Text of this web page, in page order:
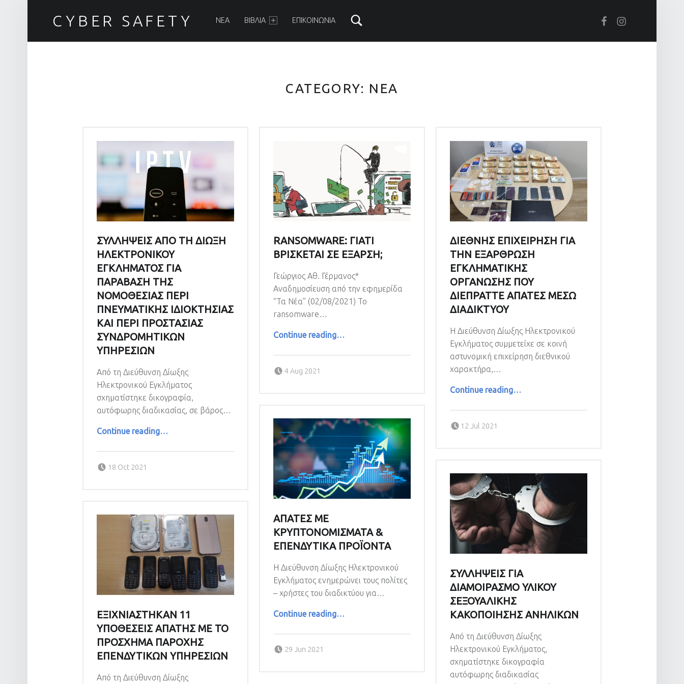
CYBER SAFETY ΝΕΑ ΒΙΒΛΙΑ ΕΠΙΚΟΙΝΩΝΙΑ
CATEGORY: ΝΕΑ
ΣΥΛΛΗΨΕΙΣ ΑΠΟ ΤΗ ΔΙΩΞΗ
ΗΛΕΚΤΡΟΝΙΚΟΥ
ΕΓΚΛΗΜΑΤΟΣ ΓΙΑ
ΠΑΡΑΒΑΣΗ ΤΗΣ
ΝΟΜΟΘΕΣΙΑΣ ΠΕΡΙ
ΠΝΕΥΜΑΤΙΚΗΣ ΙΔΙΟΚΤΗΣΙΑΣ
ΚΑΙ ΠΕΡΙ ΠΡΟΣΤΑΣΙΑΣ
ΣΥΝΔΡΟΜΗΤΙΚΩΝ
ΥΠΗΡΕΣΙΩΝ
Από τη Διεύθυνση Δίωξης
Ηλεκτρονικού Εγκλήματος
σχηματίστηκε δικογραφία,
αυτόφωρης διαδικασίας, σε βάρος…
Continue reading“ΣΥΛΛΗΨΕΙΣ ΑΠΟ ΤΗ ΔΙΩΞΗ ΗΛΕΚΤΡΟΝΙΚΟΥ ΕΓΚΛΗΜΑΤΟΣ ΓΙΑ ΠΑΡΑΒΑΣΗ ΤΗΣ ΝΟΜΟΘΕΣΙΑΣ ΠΕΡΙ ΠΝΕΥΜΑΤΙΚΗΣ ΙΔΙΟΚΤΗΣΙΑΣ ΚΑΙ ΠΕΡΙ ΠΡΟΣΤΑΣΙΑΣ ΣΥΝΔΡΟΜΗΤΙΚΩΝ ΥΠΗΡΕΣΙΩΝ”
…
18 Oct 2021
RANSOMWARE: ΓΙΑΤΙ
ΒΡΙΣΚΕΤΑΙ ΣΕ ΕΞΑΡΣΗ;
Γεώργιος Αθ. Γέρμανος*
Αναδημοσίευση από την εφημερίδα
“Τα Νέα” (02/08/2021) Το
ransomware…
Continue reading…
4 Aug 2021
ΔΙΕΘΝΗΣ ΕΠΙΧΕΙΡΗΣΗ ΓΙΑ
ΤΗΝ ΕΞΑΡΘΡΩΣΗ
ΕΓΚΛΗΜΑΤΙΚΗΣ
ΟΡΓΑΝΩΣΗΣ ΠΟΥ
ΔΙΕΠΡΑΤΤΕ ΑΠΑΤΕΣ ΜΕΣΩ
ΔΙΑΔΙΚΤΥΟΥ
Η Διεύθυνση Δίωξης Ηλεκτρονικού
Εγκλήματος συμμετείχε σε κοινή
αστυνομική επιχείρηση διεθνικού
χαρακτήρα,…
Continue reading“ΔΙΕΘΝΗΣ ΕΠΙΧΕΙΡΗΣΗ ΓΙΑ ΤΗΝ ΕΞΑΡΘΡΩΣΗ ΕΓΚΛΗΜΑΤΙΚΗΣ ΟΡΓΑΝΩΣΗΣ ΠΟΥ ΔΙΕΠΡΑΤΤΕ ΑΠΑΤΕΣ ΜΕΣΩ ΔΙΑΔΙΚΤΥΟΥ”
…
12 Jul 2021
ΑΠΑΤΕΣ ΜΕ
ΚΡΥΠΤΟΝΟΜΙΣΜΑΤΑ &
ΕΠΕΝΔΥΤΙΚΑ ΠΡΟΪΟΝΤΑ
Η Διεύθυνση Δίωξης Ηλεκτρονικού
Εγκλήματος ενημερώνει τους πολίτες
– χρήστες του διαδικτύου για…
Continue reading“ΑΠΑΤΕΣ ΜΕ ΚΡΥΠΤΟΝΟΜΙΣΜΑΤΑ & ΕΠΕΝΔΥΤΙΚΑ ΠΡΟΪΟΝΤΑ”
…
29 Jun 2021
ΣΥΛΛΗΨΕΙΣ ΓΙΑ
ΔΙΑΜΟΙΡΑΣΜΟ ΥΛΙΚΟΥ
ΣΕΞΟΥΑΛΙΚΗΣ
ΚΑΚΟΠΟΙΗΣΗΣ ΑΝΗΛΙΚΩΝ
Από τη Διεύθυνση Δίωξης
Ηλεκτρονικού Εγκλήματος,
σχηματίστηκε δικογραφία
αυτόφωρης διαδικασίας
ΕΞΙΧΝΙΑΣΤΗΚΑΝ 11
ΥΠΟΘΕΣΕΙΣ ΑΠΑΤΗΣ ΜΕ ΤΟ
ΠΡΟΣΧΗΜΑ ΠΑΡΟΧΗΣ
ΕΠΕΝΔΥΤΙΚΩΝ ΥΠΗΡΕΣΙΩΝ
Από τη Διεύθυνση Δίωξης